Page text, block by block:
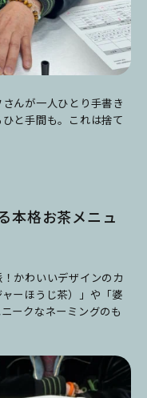
んが一人ひとり手書き
と手間も。これは捨て
本格お茶メニュ
かわいいデザインのカ
ーほうじ茶）」や「婆
ークなネーミングのも